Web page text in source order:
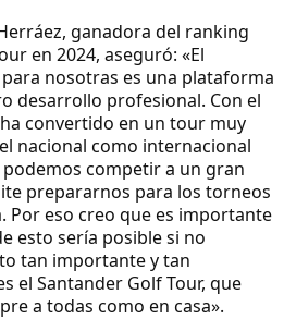
ganadora del ranking
en 2024, aseguró: «El
nosotras es una plataforma
desarrollo profesional. Con el
convertido en un tour muy
nacional como internacional
competir a un gran
prepararnos para los torneos
Por eso creo que es importante
esto sería posible si no
tan importante y tan
el Santander Golf Tour, que
a todas como en casa».